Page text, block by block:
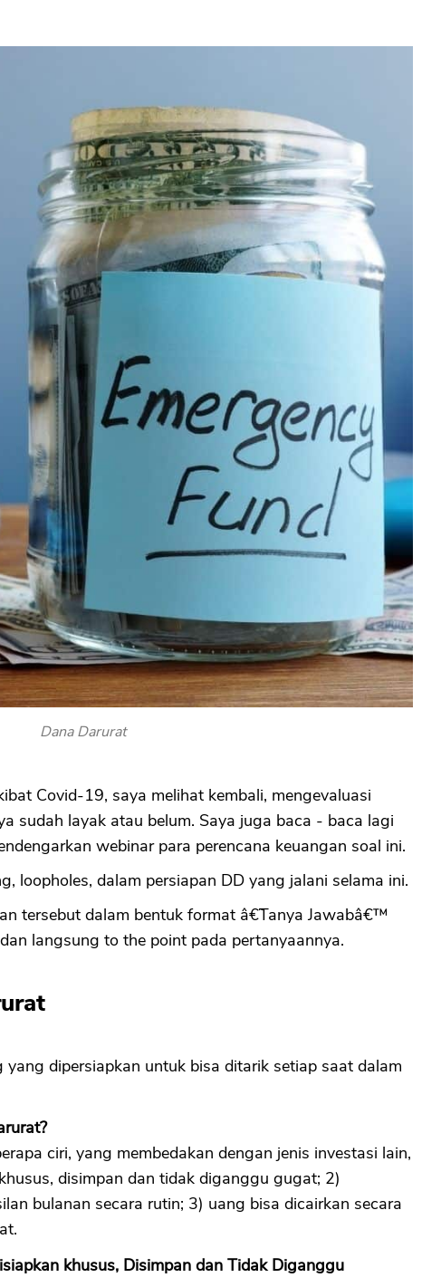
Dana Darurat
Covid-19, saya melihat kembali, mengevaluasi
sudah layak atau belum. Saya juga baca - baca lagi
webinar para perencana keuangan soal ini.
loopholes, dalam persiapan DD yang jalani selama ini.
tersebut dalam bentuk format â€˜Tanya Jawabâ€™
langsung to the point pada pertanyaannya.
dipersiapkan untuk bisa ditarik setiap saat dalam
ciri, yang membedakan dengan jenis investasi lain,
disimpan dan tidak diganggu gugat; 2)
bulanan secara rutin; 3) uang bisa dicairkan secara
khusus, Disimpan dan Tidak Diganggu
CANCEL